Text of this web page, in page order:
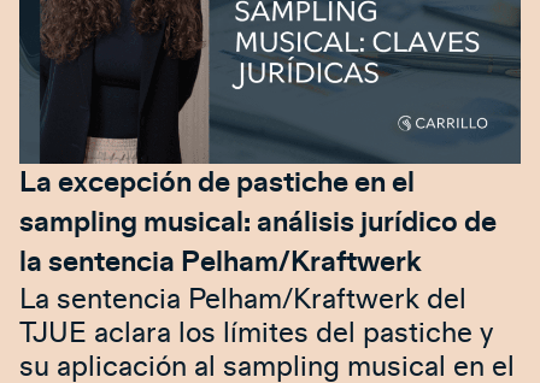
La excepción de pastiche en el
sampling musical: análisis jurídico de
la sentencia Pelham/Kraftwerk
La sentencia Pelham/Kraftwerk del
TJUE aclara los límites del pastiche y
su aplicación al sampling musical en el